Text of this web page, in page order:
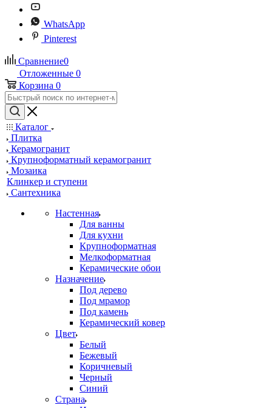
WhatsApp
Pinterest
Сравнение0
Отложенные 0
Корзина 0
Каталог
Плитка
Керамогранит
Крупноформатный керамогранит
Мозаика
Клинкер и ступени
Сантехника
Настенная
Для ванны
Для кухни
Крупноформатная
Мелкоформатная
Керамические обои
Назначение
Под дерево
Под мрамор
Под камень
Керамический ковер
Цвет
Белый
Бежевый
Коричневый
Черный
Синий
Страна